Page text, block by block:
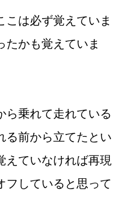
こは必ず覚えていま
たかも覚えていま
ら乗れて走れている
る前から立てたとい
えていなければ再現
フしていると思って